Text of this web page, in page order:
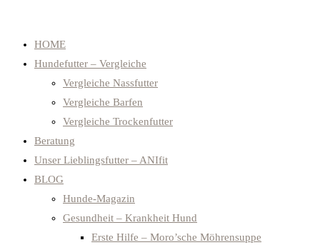
panel.
HOME
Hundefutter – Vergleiche
Vergleiche Nassfutter
Vergleiche Barfen
Vergleiche Trockenfutter
Beratung
Unser Lieblingsfutter – ANIfit
BLOG
Hunde-Magazin
Gesundheit – Krankheit Hund
Erste Hilfe – Moro’sche Möhrensuppe